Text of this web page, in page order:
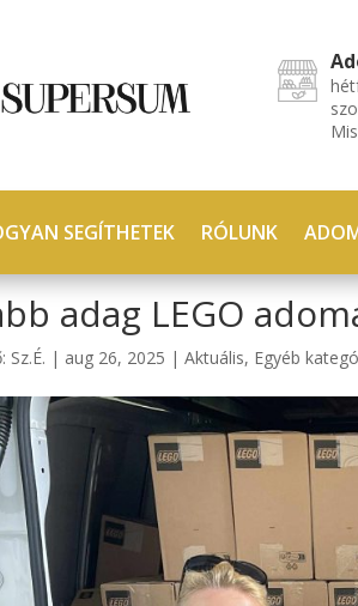
SEGÍTHETEK RÓLUNK
adag LEGO
Sz.É. | aug 26, 2025 |Aktuális, Egyéb